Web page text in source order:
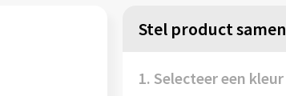
Stel product samen
1. Selecteer een kleur